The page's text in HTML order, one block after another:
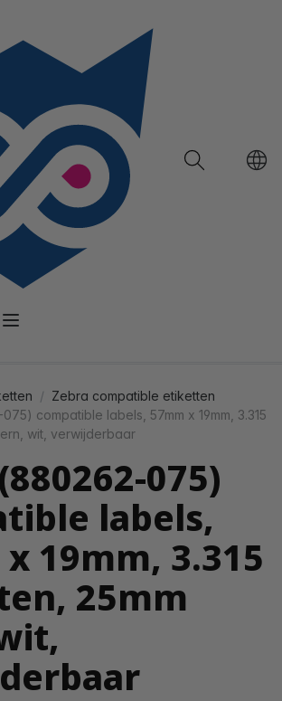
Zebra compatible etiketten
compatible labels, 57mm x 19mm, 3.315
wit, verwijderbaar
075)
labels,
19mm, 3.315
25mm